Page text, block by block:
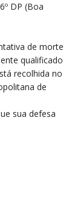
DP (Boa
de morte
qualificado
recolhida no
de
sua defesa